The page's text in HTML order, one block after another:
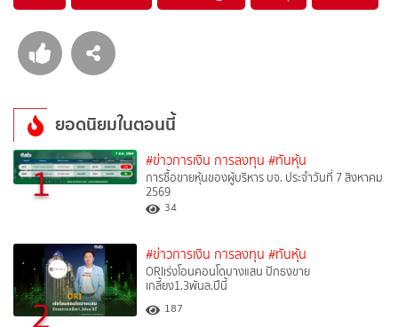
ยอดนิยมในตอนนี้
1 #ข่าวการเงิน การลงทุน #ทันหุ้น
การซื้อขายหุ้นของผู้บริหาร บจ. ประจำวันที่ 7 สิงหาคม
2569
34
2
#ข่าวการเงิน การลงทุน #ทันหุ้น
ORIเร่งโอนคอนโดบางแสน ปักธงขาย
เกลี้ยง1.3พันล.ปีนี้
187